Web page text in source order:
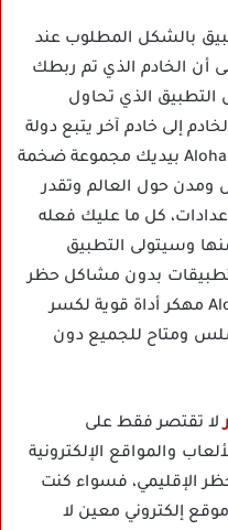
بالشكل المطلوب عند
أن الخادم الذي تم ربطك
التطبيق الذي تحاول
إلى خادم آخر يتبع دولة
مسموح بها، تطبيق Aloha Browser Apk بيديك مجموعة ضخمة
ومدن حول العالم وتقدر
كل ما عليك فعله
وسيتولى التطبيق
بدون مشاكل حظر
ويجعل متصفح Aloha Browser Mod مهكر أداة قوية لكسر
ومتاح للجميع دون
لا تقتصر فقط على
والمواقع الإلكترونية
الإقليمي، فسواء كنت
إلكتروني معين لا